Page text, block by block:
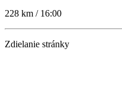
228 km / 16:00
Zdielanie stránky